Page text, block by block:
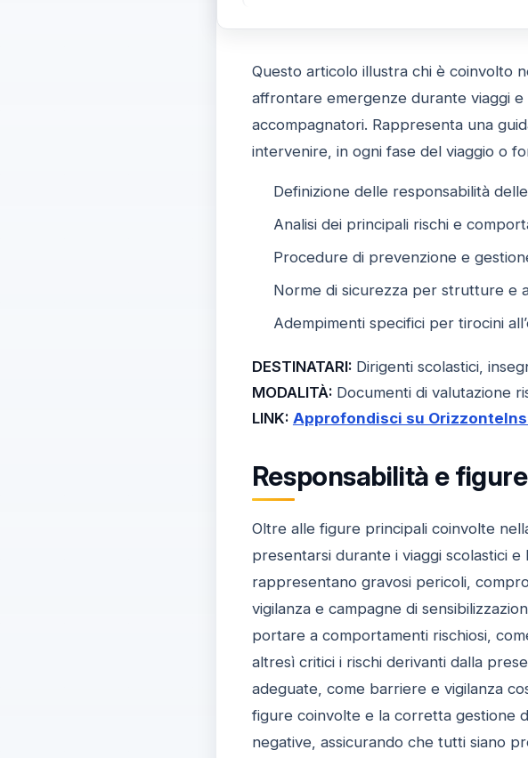
Questo articolo illustra chi è coinvolto
affrontare emergenze durante viaggi e
accompagnatori. Rappresenta una
intervenire, in ogni fase del viaggio o
Definizione delle responsabilità
Analisi dei principali rischi e
Procedure di prevenzione e
Norme di sicurezza per strutture e
Adempimenti specifici per tirocini
DESTINATARI:Dirigenti scolastici,
MODALITÀ:Documenti di valutazione
LINK: Approfondisci su
Responsabilità e
Oltre alle figure principali coinvolte
presentarsi durante i viaggi scolastici
rappresentano gravosi pericoli,
vigilanza e campagne di
portare a comportamenti rischiosi,
altresì critici i rischi derivanti dalla
adeguate, come barriere e vigilanza
figure coinvolte e la corretta gestione
negative, assicurando che tutti siano